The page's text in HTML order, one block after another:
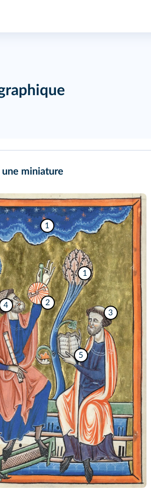
miniature
1
1
2
3
4
5